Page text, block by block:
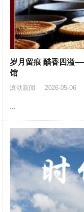
岁月留痕 醋香四溢
馆
滚动新闻 2026-05-06
...